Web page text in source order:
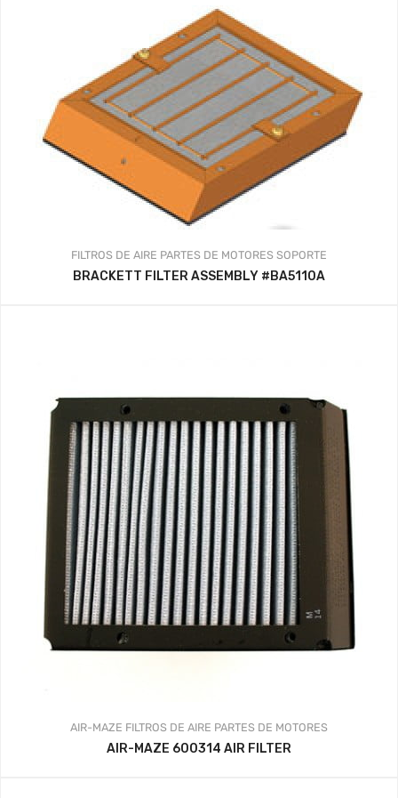
FILTROS DE AIRE PARTES DE MOTORES SOPORTE
BRACKETT FILTER ASSEMBLY #BA5110A
AIR-MAZE FILTROS DE AIRE PARTES DE MOTORES
AIR-MAZE 600314 AIR FILTER